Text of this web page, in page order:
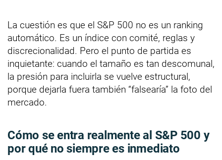
La cuestión es que el S&P 500 no es un ranking
automático. Es un índice con comité, reglas y
discrecionalidad. Pero el punto de partida es
inquietante: cuando el tamaño es tan descomunal,
la presión para incluirla se vuelve estructural,
porque dejarla fuera también “falsearía” la foto del
mercado.
Cómo se entra realmente al S&P 500 y
por qué no siempre es inmediato